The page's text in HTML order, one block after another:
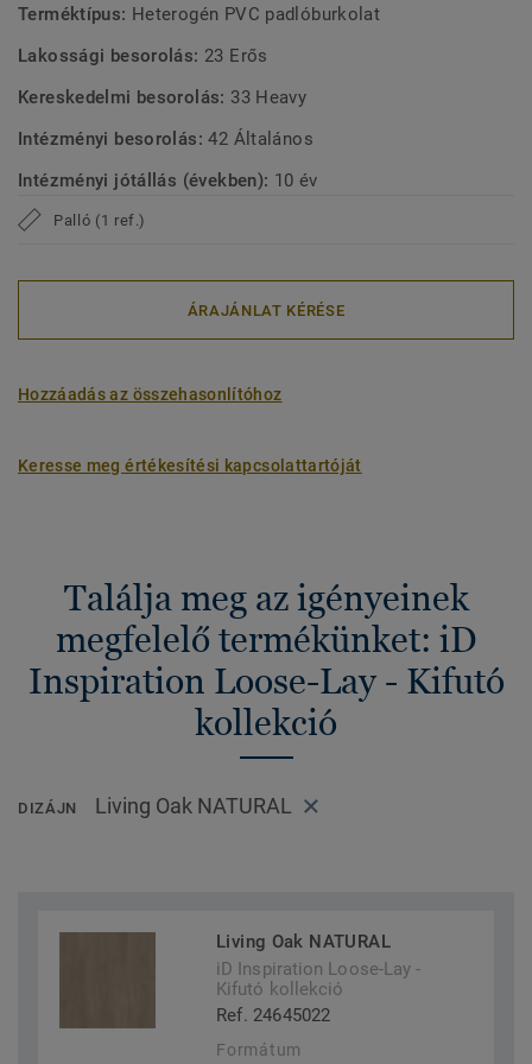
Terméktípus: Heterogén PVC padlóburkolat
Lakossági besorolás: 23 Erős
Kereskedelmi besorolás: 33 Heavy
Intézményi besorolás:42 Általános
Intézményi jótállás (években): 10 év
Palló (1 ref.)
ÁRAJÁNLAT KÉRÉSE
Hozzáadás az összehasonlítóhoz
Keresse meg értékesítési kapcsolattartóját
Találja meg az igényeinek
megfelelő termékünket: iD
Inspiration Loose-Lay - Kifutó
kollekció
DIZÁJN Living Oak NATURAL
Living Oak NATURAL
iD Inspiration Loose-Lay -
Kifutó kollekció
Ref. 24645022
Formátum